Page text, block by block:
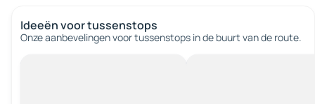
Ideeën voor tussenstops
Onze aanbevelingen voor tussenstops in de buurt van de route.